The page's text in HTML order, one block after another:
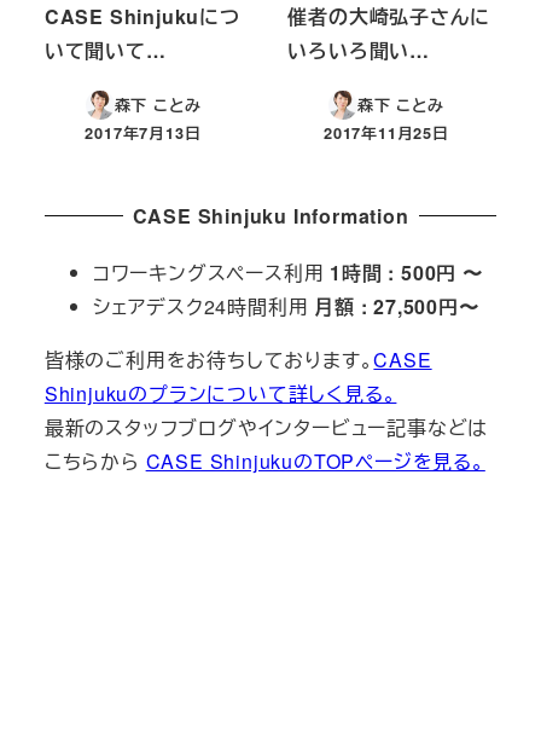
CASE Shinjukuにつ
いて聞いて…
森下 ことみ
投稿日
2017年7月13日
催者の大崎弘子さんに
いろいろ聞い…
森下 ことみ
投稿日
2017年11月25日
CASE Shinjuku Information
コワーキングスペース利用 1時間 : 500円 〜
シェアデスク24時間利用 月額 : 27,500円〜
皆様のご利用をお待ちしております。CASE
Shinjukuのプランについて詳しく見る。
最新のスタッフブログやインタービュー記事などは
こちらから CASE ShinjukuのTOPページを見る。